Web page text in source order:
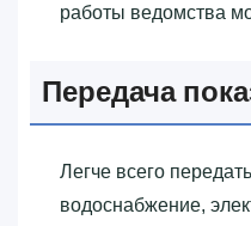
работы ведомства
Передача
Легче всего
водоснабжение,